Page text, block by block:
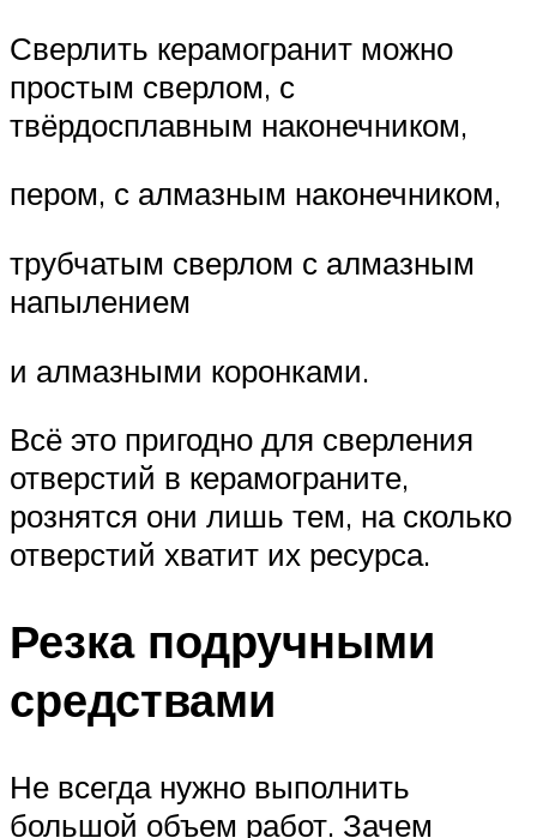
Сверлить керамогранит можно
простым сверлом, с
твёрдосплавным наконечником,
пером, с алмазным наконечником,
трубчатым сверлом с алмазным
напылением
и алмазными коронками.
Всё это пригодно для сверления
отверстий в керамограните,
рознятся они лишь тем, на сколько
отверстий хватит их ресурса.
Резка подручными
средствами
Не всегда нужно выполнить
большой объем работ. Зачем